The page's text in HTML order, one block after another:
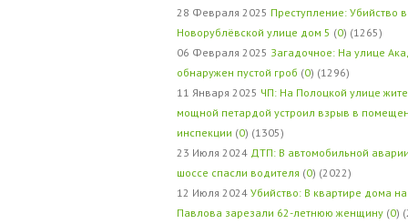
28 Февраля 2025 Преступление: Убийство
Новорублёвской улице дом 5 (0) (1265)
06 Февраля 2025 Загадочное: На улице
обнаружен пустой гроб (0) (1296)
11 Января 2025 ЧП: На Полоцкой улице
мощной петардой устроил взрыв в
инспекции (0) (1305)
23 Июля 2024 ДТП: В автомобильной
шоссе спасли водителя (0) (2022)
12 Июля 2024 Убийство: В квартире дома
Павлова зарезали 62-летнюю женщину (0)